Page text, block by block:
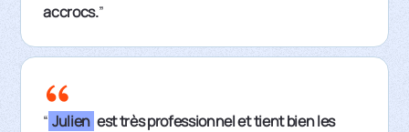
accrocs.”
“ Julien est très professionnel et tient bien les